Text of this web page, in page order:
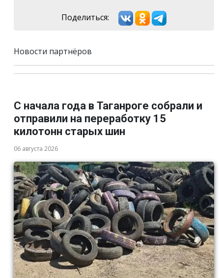
Поделиться:
Новости партнёров
С начала года в Таганроге собрали и
отправили на переработку 15
килотонн старых шин
06 августа 2026